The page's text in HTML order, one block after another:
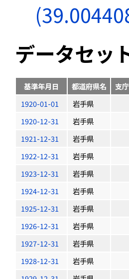
データセッ
基準年月日 都道府県名 支
1920-01-01
岩手県
1920-12-31
岩手県
1921-12-31
岩手県
1922-12-31
岩手県
1923-12-31
岩手県
1924-12-31
岩手県
1925-12-31
岩手県
1926-12-31
岩手県
1927-12-31
岩手県
1928-12-31
岩手県